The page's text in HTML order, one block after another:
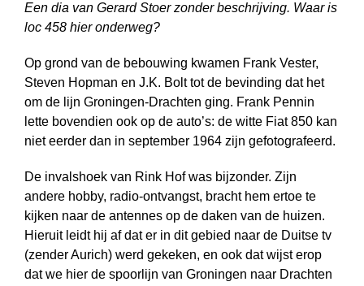
Een dia van Gerard Stoer zonder beschrijving. Waar is
loc 458 hier onderweg?
Op grond van de bebouwing kwamen Frank Vester,
Steven Hopman en J.K. Bolt tot de bevinding dat het
om de lijn Groningen-Drachten ging. Frank Pennin
lette bovendien ook op de auto’s: de witte Fiat 850 kan
niet eerder dan in september 1964 zijn gefotografeerd.
De invalshoek van Rink Hof was bijzonder. Zijn
andere hobby, radio-ontvangst, bracht hem ertoe te
kijken naar de antennes op de daken van de huizen.
Hieruit leidt hij af dat er in dit gebied naar de Duitse tv
(zender Aurich) werd gekeken, en ook dat wijst erop
dat we hier de spoorlijn van Groningen naar Drachten